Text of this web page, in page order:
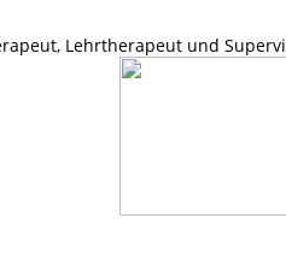
Lehrtherapeut und